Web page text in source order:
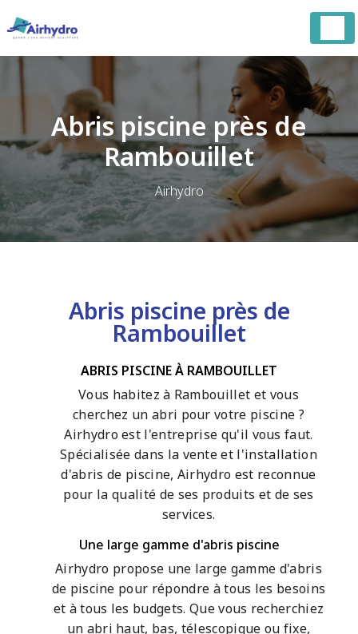
Abris piscine près de
Rambouillet
Airhydro
Abris piscine près de
Rambouillet
ABRIS PISCINE À RAMBOUILLET
Vous habitez à Rambouillet et vous
cherchez un abri pour votre piscine ?
Airhydro est l'entreprise qu'il vous faut.
Spécialisée dans la vente et l'installation
d'abris de piscine, Airhydro est reconnue
pour la qualité de ses produits et de ses
services.
Une large gamme d'abris piscine
Airhydro propose une large gamme d'abris
de piscine pour répondre à tous les besoins
et à tous les budgets. Que vous recherchiez
un abri haut, bas, télescopique ou fixe,